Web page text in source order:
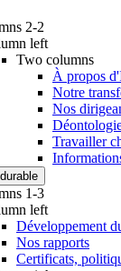
2-2
left
Two columns
À propos
Notre
Nos
Travailler
1-3
left
Développement
Nos rapports
Certificats,